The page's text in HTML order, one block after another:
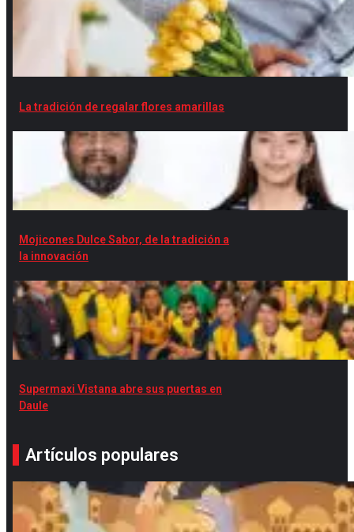
La tradición de regalar flores amarillas
Mojicones Dulce Sabor, de la tradición a
la innovación
Supermaxi Vistana abre sus puertas en
Daule
Artículos populares